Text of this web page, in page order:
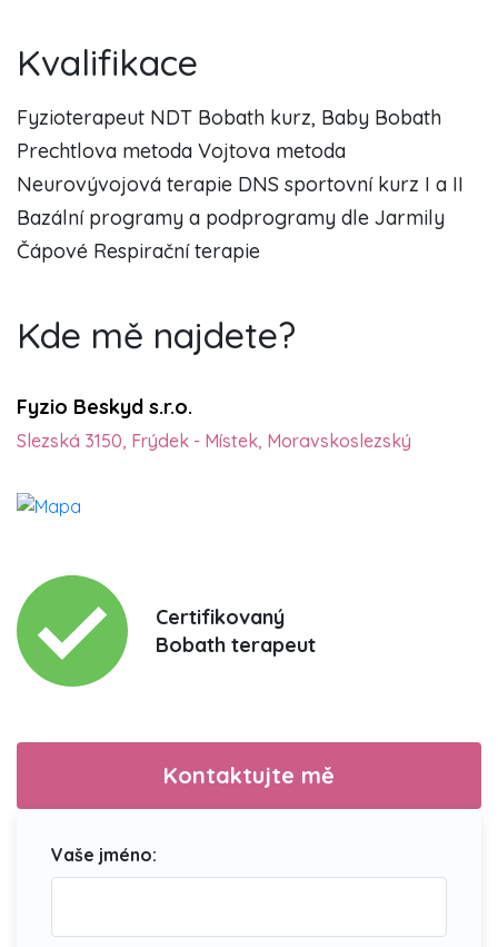
Kvalifikace
Fyzioterapeut NDT Bobath kurz, Baby Bobath
Prechtlova metoda Vojtova metoda
Neurovývojová terapie DNS sportovní kurz I a II
Bazální programy a podprogramy dle Jarmily
Čápové Respirační terapie
Kde mě najdete?
Fyzio Beskyd s.r.o.
Slezská 3150, Frýdek - Místek, Moravskoslezský
Certifikovaný
Bobath terapeut
Kontaktujte mě
Vaše jméno: